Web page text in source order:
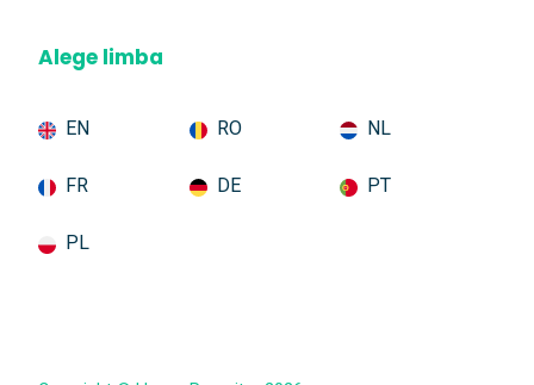
Alege limba
EN RO NL
FR DE PT
PL